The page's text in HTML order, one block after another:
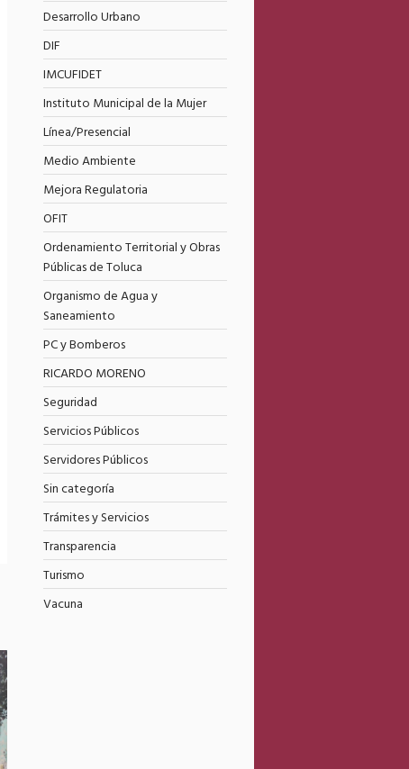
Desarrollo Urbano
DIF
IMCUFIDET
Instituto Municipal de la Mujer
Línea/Presencial
Medio Ambiente
Mejora Regulatoria
OFIT
Ordenamiento Territorial y Obras
Públicas de Toluca
Organismo de Agua y
Saneamiento
PC y Bomberos
RICARDO MORENO
Seguridad
Servicios Públicos
Servidores Públicos
Sin categoría
Trámites y Servicios
Transparencia
Turismo
Vacuna